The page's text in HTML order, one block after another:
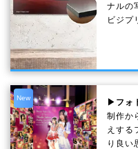
ナルの
ビジプ
New
▶フォ
制作か
えする
り良い